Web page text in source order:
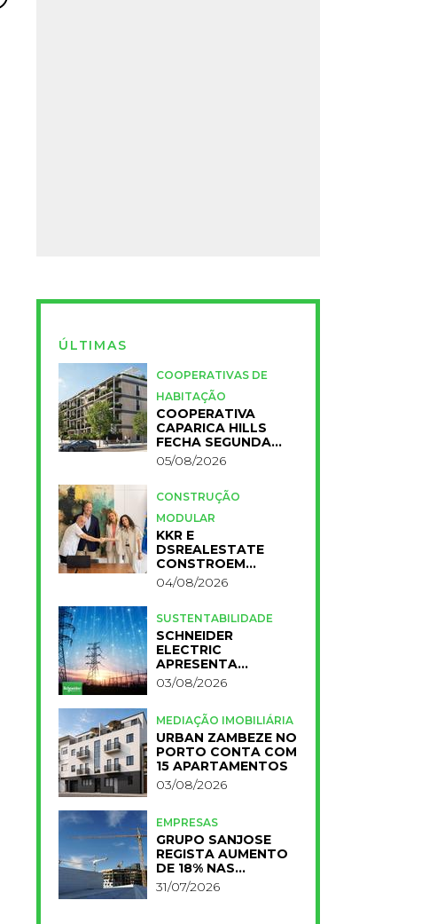
ÚLTIMAS
COOPERATIVAS DE
HABITAÇÃO
COOPERATIVA
CAPARICA HILLS
FECHA SEGUNDA
FASE DO PROJETO
05/08/2026
CONSTRUÇÃO
MODULAR
KKR E
DSREALESTATE
CONSTROEM
RESIDÊNCIA
UNIVERSITÁRIA
04/08/2026
SUSTENTABILIDADE
SCHNEIDER
ELECTRIC
APRESENTA
PRIMEIROS
RESULTADOS DO
03/08/2026
MEDIAÇÃO IMOBILIÁRIA
URBAN ZAMBEZE NO
PORTO CONTA COM
15 APARTAMENTOS
03/08/2026
EMPRESAS
GRUPO SANJOSE
REGISTA AUMENTO
DE 18% NAS
RECEITAS NO
PRIMEIRO SEMESTRE
31/07/2026